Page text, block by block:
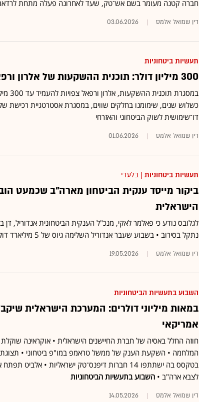
חברה קטנה מעומר בשם אש־טק, שעד לאחרונה פעלה מתחת
דין שמואל אלמס 03.06.2026
תעשיות ביטחוניות
300 מיליון דולר: תוכנית ההשקעות של אלרון ורפאל בחברות טכנולוגיה
כשלוש שנים, שימומנו בחלקים שווים, במסגרת אסטרטגיית רכישת
דו־שימושית לשוק הביטחוני והאזרחי
דין שמואל אלמס 01.06.2026
תעשיות ביטחוניות | בלעדי
ביקור מייסד ענקית הביטחון מארה"ב שכמעט
הישראלית
לגלובס נודע כי פאלמר לאקי, מנכ"ל הענקית הביטחונית אנדוריל,
נתקל בסירוב • בשבוע שעבר אנדוריל השלימה גיוס של 5 מיליארד דולר
דין שמואל אלמס 19.05.2026
השבוע בתעשיות הביטחוניות
במאות מיליוני דולרים: המערכת הישראלית
אמריקאי
חוזה החלל באסיה של חברת החיישנים הישראלית • אוקראינה
המלחמה • השקעת הענק של ממשל טראמפ במו"פ ביטחוני • תצוגת
בטקסס בה ישתתפו 14 חברות דיפנס־טק ישראליות •
לצבא ארה"ב • השבוע בתעשיות הביטחוניות
דין שמואל אלמס 14.05.2026